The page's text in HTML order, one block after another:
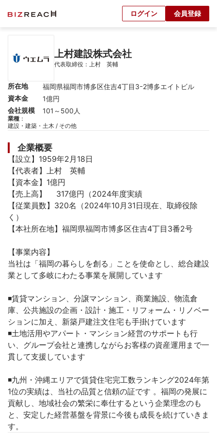
ログイン 会員登録
上村建設株式会社
代表取締役：上村　英輔
所在地
福岡県福岡市博多区住吉4丁目3ｰ2博多エイトビル
資本金
1億円
会社規模
101～500人
業種 ：
建設・建築・土木 / その他
企業概要
【設立】1959年2月18日
【代表者】上村　英輔
【資本金】1億円
【売上高】	317億円（2024年度実績
【従業員数】320名（2024年10月31日現在、取締役除
く）
【本社所在地】福岡県福岡市博多区住吉4丁目3番2号
【事業内容】
当社は「福岡の暮らしを創る」ことを使命とし、総合建設
業として多岐にわたる事業を展開しています
◾️賃貸マンション、分譲マンション、商業施設、物流倉
庫、公共施設の企画・設計・施工・リフォーム・リノベー
ションに加え、新築戸建注文住宅も手掛けています
◾️土地活用やアパート・マンション経営のサポートも行
い、グループ会社と連携しながらお客様の資産運用まで一
貫して支援しています
◾️九州・沖縄エリアで賃貸住宅完工数ランキング2024年第
1位の実績は、当社の品質と信頼の証です 。福岡の発展に
貢献し、地域社会の繁栄に奉仕するという企業理念のも
と、安定した経営基盤を背景に今後も成長を続けていきま